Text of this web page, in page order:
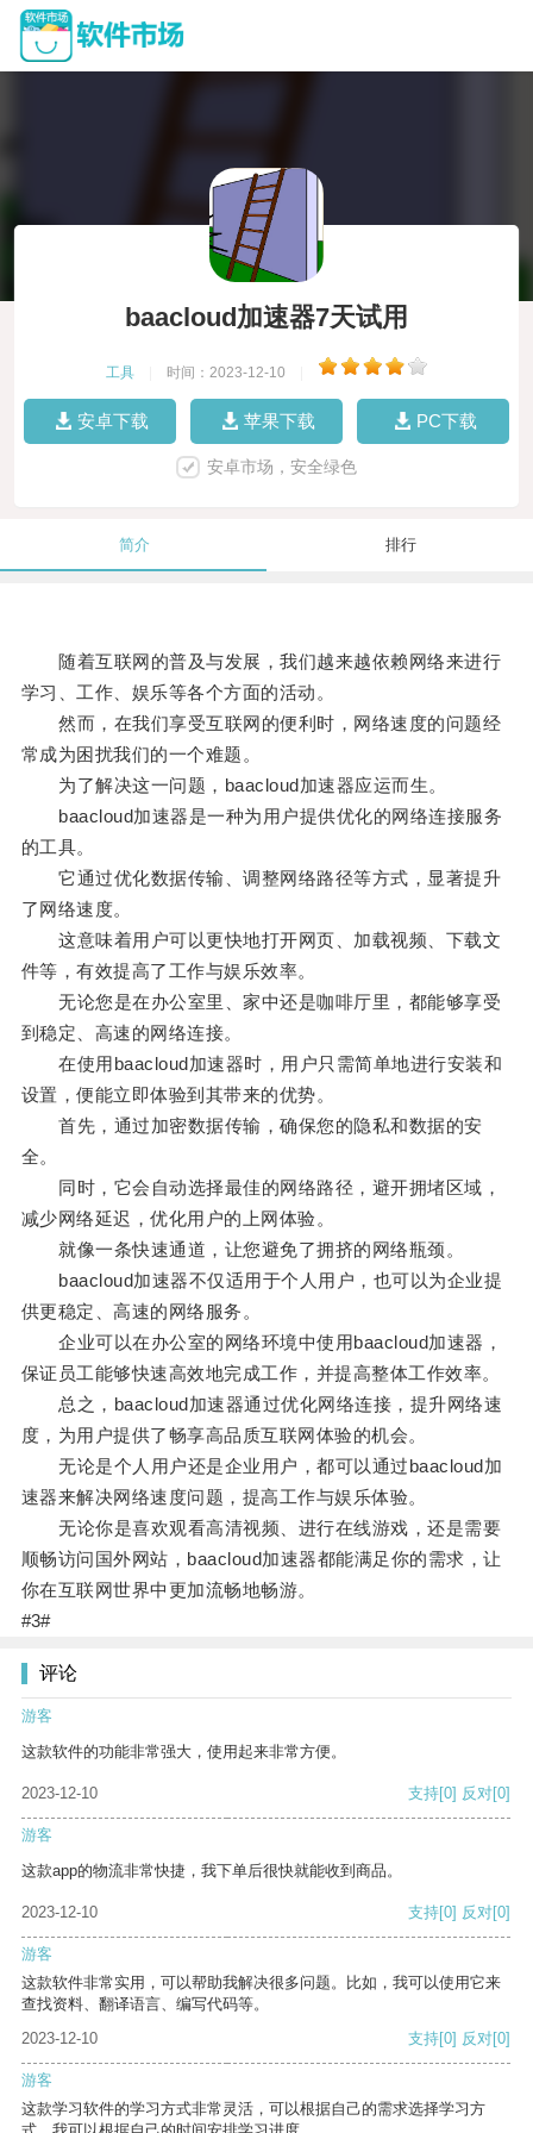
baacloud加速器7天试用
工具 时间：2023-12-10
安卓下载 苹果下载 PC下载
安卓市场，安全绿色
简介 排行
随着互联网的普及与发展，我们越来越依赖网络来进行
学习、工作、娱乐等各个方面的活动。
然而，在我们享受互联网的便利时，网络速度的问题经
常成为困扰我们的一个难题。
为了解决这一问题，baacloud加速器应运而生。
baacloud加速器是一种为用户提供优化的网络连接服务
的工具。
它通过优化数据传输、调整网络路径等方式，显著提升
了网络速度。
这意味着用户可以更快地打开网页、加载视频、下载文
件等，有效提高了工作与娱乐效率。
无论您是在办公室里、家中还是咖啡厅里，都能够享受
到稳定、高速的网络连接。
在使用baacloud加速器时，用户只需简单地进行安装和
设置，便能立即体验到其带来的优势。
首先，通过加密数据传输，确保您的隐私和数据的安
全。
同时，它会自动选择最佳的网络路径，避开拥堵区域，
减少网络延迟，优化用户的上网体验。
就像一条快速通道，让您避免了拥挤的网络瓶颈。
baacloud加速器不仅适用于个人用户，也可以为企业提
供更稳定、高速的网络服务。
企业可以在办公室的网络环境中使用baacloud加速器，
保证员工能够快速高效地完成工作，并提高整体工作效率。
总之，baacloud加速器通过优化网络连接，提升网络速
度，为用户提供了畅享高品质互联网体验的机会。
无论是个人用户还是企业用户，都可以通过baacloud加
速器来解决网络速度问题，提高工作与娱乐体验。
无论你是喜欢观看高清视频、进行在线游戏，还是需要
顺畅访问国外网站，baacloud加速器都能满足你的需求，让
你在互联网世界中更加流畅地畅游。
#3#
评论
游客
这款软件的功能非常强大，使用起来非常方便。
2023-12-10 支持[0] 反对[0]
游客
这款app的物流非常快捷，我下单后很快就能收到商品。
2023-12-10 支持[0] 反对[0]
游客
这款软件非常实用，可以帮助我解决很多问题。比如，我可以使用它来
查找资料、翻译语言、编写代码等。
2023-12-10
支持[0] 反对[0]
游客
这款学习软件的学习方式非常灵活，可以根据自己的需求选择学习方